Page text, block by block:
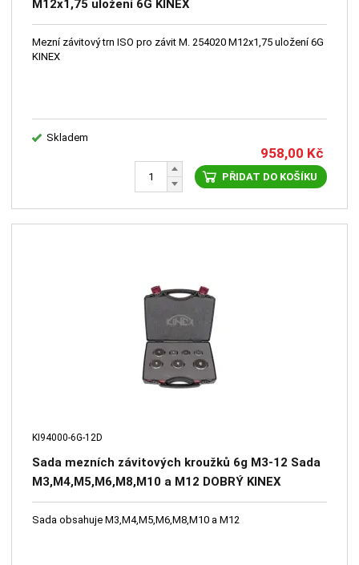
M12x1,75 uložení 6G KINEX
Mezní závitový trn ISO pro závit M. 254020 M12x1,75 uložení 6G
KINEX
Skladem
958,00 Kč
PŘIDAT DO KOŠÍKU
KI94000-6G-12D
Sada mezních závitových kroužků 6g M3-12 Sada
M3,M4,M5,M6,M8,M10 a M12 DOBRÝ KINEX
Sada obsahuje M3,M4,M5,M6,M8,M10 a M12